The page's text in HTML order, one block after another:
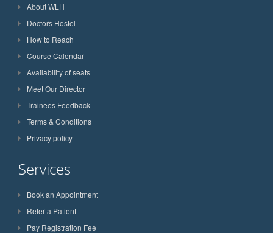
About WLH
Doctors Hostel
How to Reach
Course Calendar
Availability of seats
Meet Our Director
Trainees Feedback
Terms & Conditions
Privacy policy
Services
Book an Appointment
Refer a Patient
Pay Registration Fee